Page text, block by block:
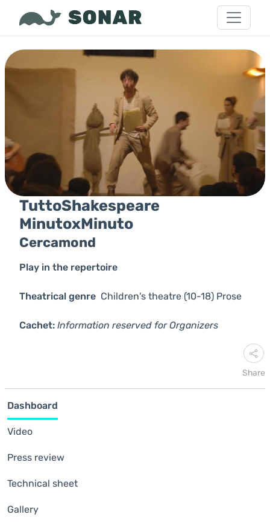
TuttoShakespeare
MinutoxMinuto
Cercamond
Play in the repertoire
Theatrical genre Children's theatre (10-18) Prose
Cachet: Information reserved for Organizers
Share
Dashboard
Video
Press review
Technical sheet
Gallery